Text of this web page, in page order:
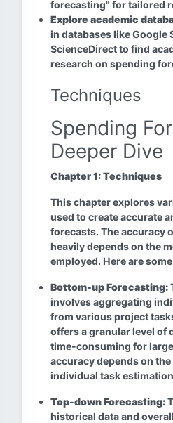
forecasting" for tailored
Explore academic
in databases like Google
ScienceDirect to find
research on spending
Techniques
Spending
Deeper Dive
Chapter 1: Techniques
This chapter explores
used to create accurate
forecasts. The accuracy
heavily depends on the
employed. Here are
Bottom-up Forecasting:
involves aggregating
from various project
offers a granular level of
time-consuming for
accuracy depends on
individual task
Top-down Forecasting:
historical data and